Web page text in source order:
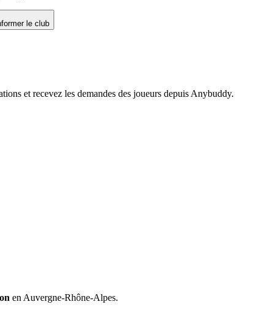
le club
et recevez les demandes des joueurs depuis Anybuddy.
en Auvergne-Rhône-Alpes.